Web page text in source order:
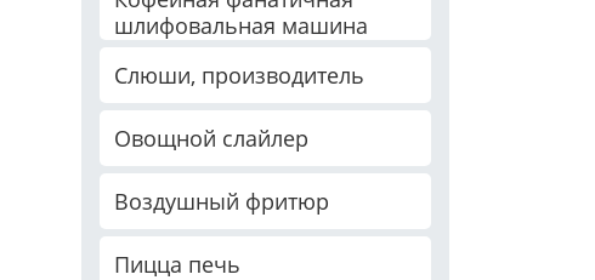
шлифовальная машина
Слюши, производитель
Овощной слайлер
Воздушный фритюр
Пицца печь